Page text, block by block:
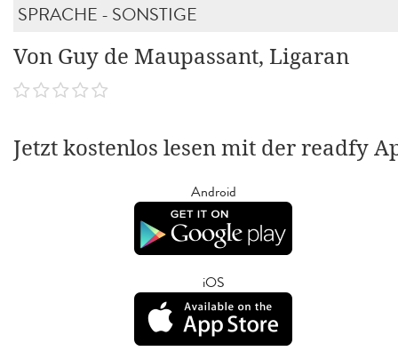
SPRACHE - SONSTIGE
Von Guy de Maupassant, Ligaran
Jetzt kostenlos lesen mit der readfy
Android
iOS